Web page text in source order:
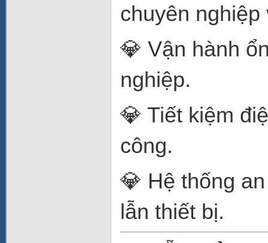
chuyên
💎 Vận hành
nghiệp.
💎 Tiết kiệm
công.
💎 Hệ thống
lẫn thiết bị.